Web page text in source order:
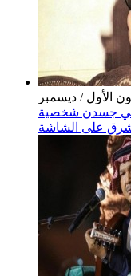
جسدن شخصية
على الشاشة